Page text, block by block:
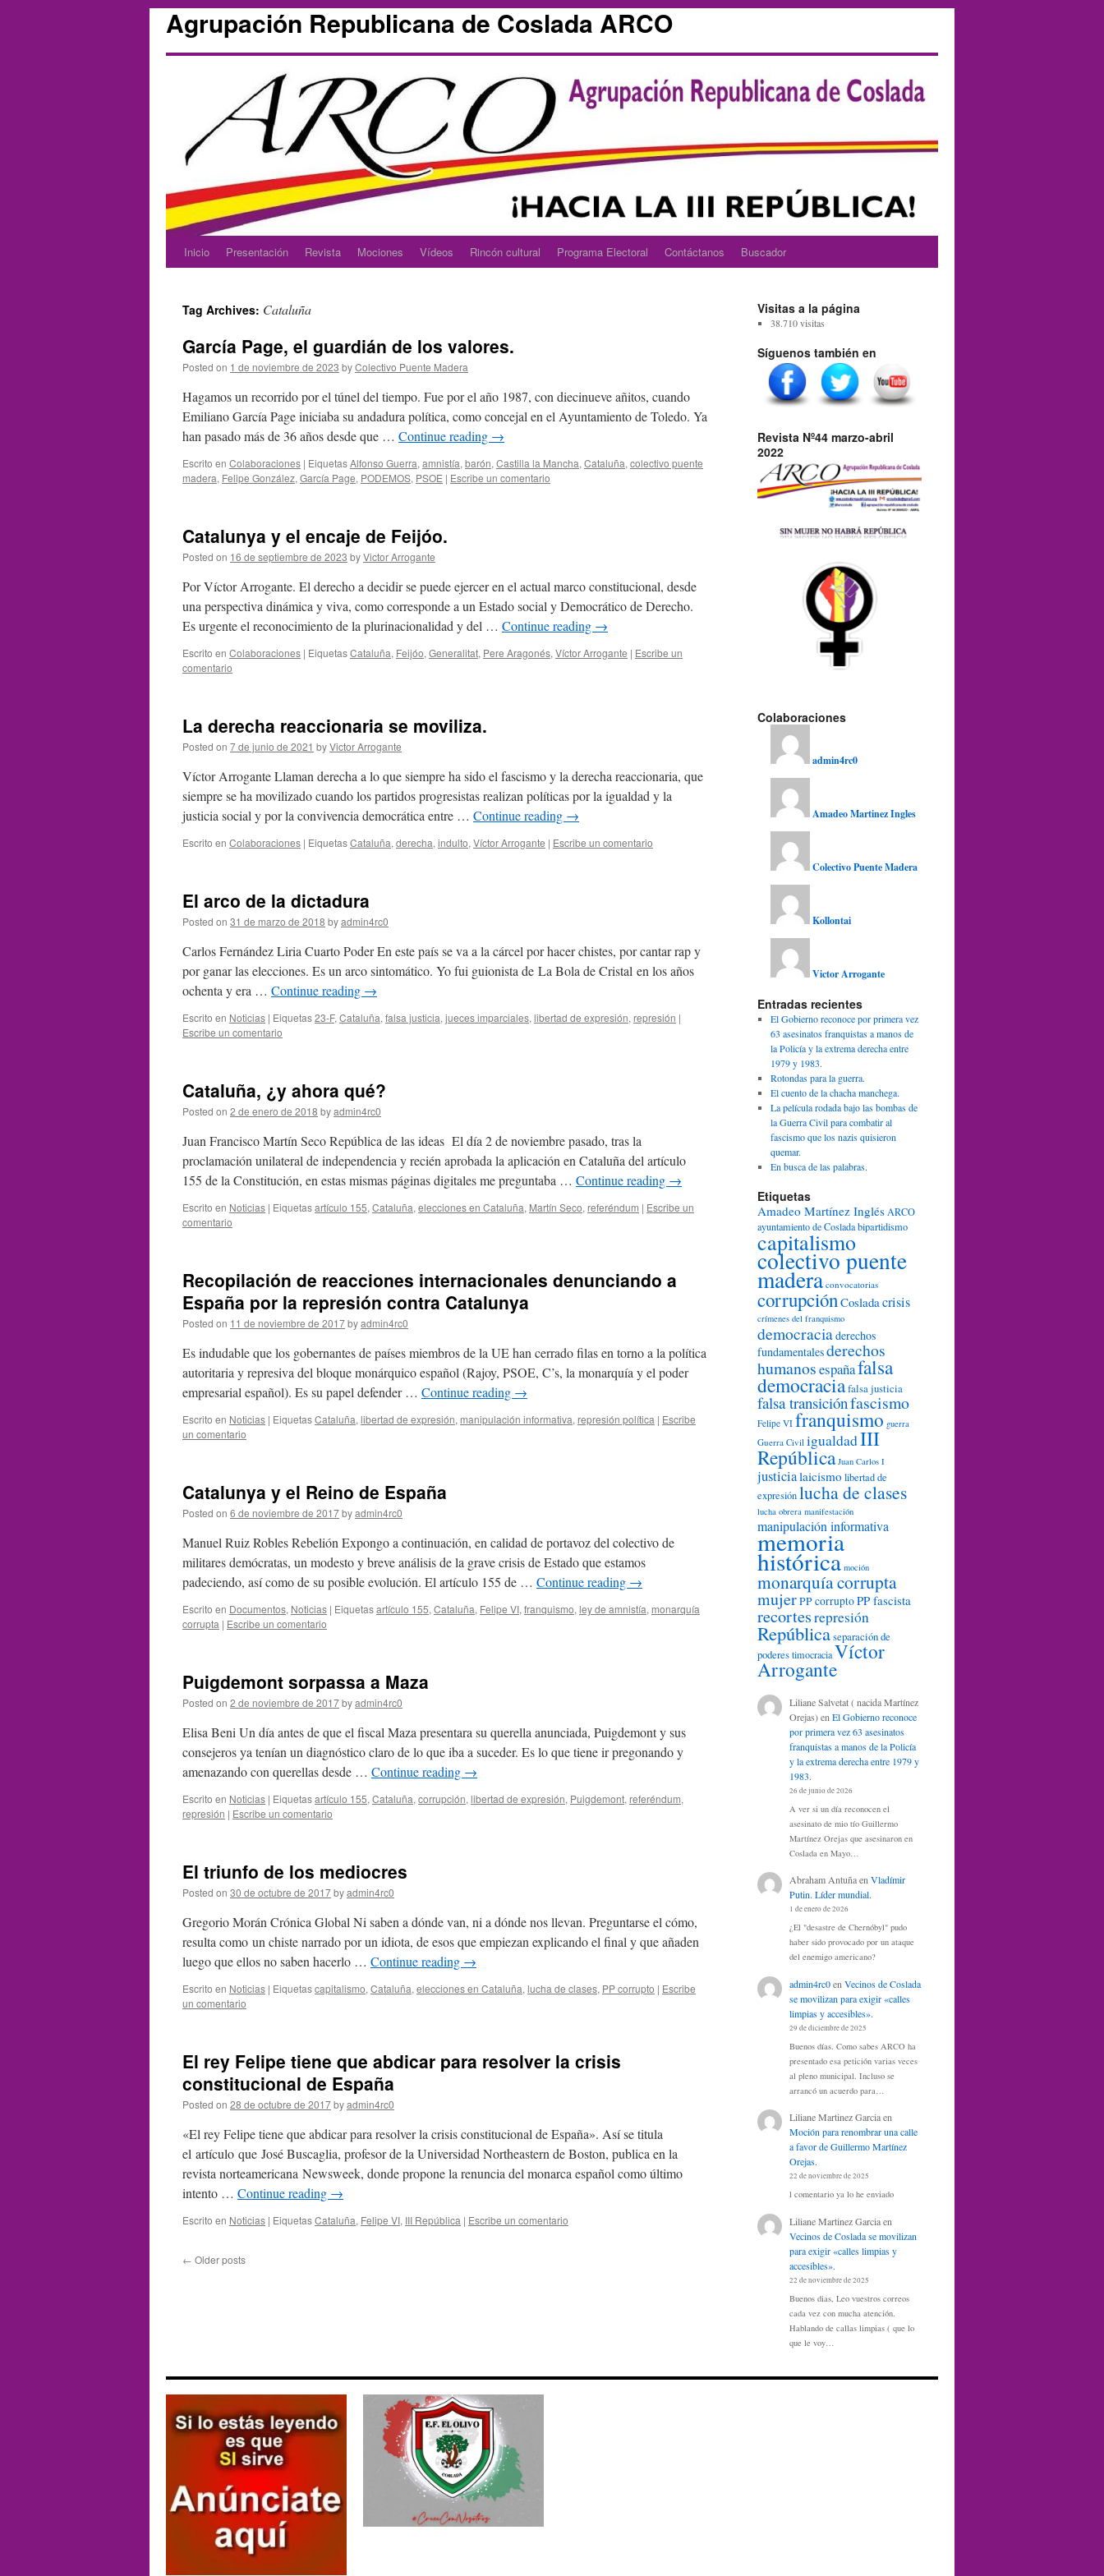
Agrupación Republicana de Coslada ARCO
Skip
content
Inicio Presentación Revista Mociones Vídeos Rincón cultural Programa Electoral Contáctanos Buscador
Tag Archives: Cataluña
García Page, el guardián de los valores.
Posted on 1 de noviembre de 2023 byColectivo Puente Madera
Hagamos un recorrido por el túnel del tiempo. Fue por el año 1987, con diecinueve añitos, cuando
Emiliano García Page iniciaba su andadura política, como concejal en el Ayuntamiento de Toledo. Ya
han pasado más de 36 años desde que … Continue reading →
Escrito en Colaboraciones | EiquetasAlfonso Guerra, amnistía, barón, Castilla la Mancha, Cataluña, colectivo puente
madera, Felipe González, García Page, PODEMOS, PSOE | Escribe un comentario
Catalunya y el encaje de Feijóo.
Posted on 16 de septiembre de 2023 byVictor Arrogante
Por Víctor Arrogante. El derecho a decidir se puede ejercer en el actual marco constitucional, desde
una perspectiva dinámica y viva, como corresponde a un Estado social y Democrático de Derecho.
Es urgente el reconocimiento de la plurinacionalidad y del … Continue reading →
Escrito en Colaboraciones | EiquetasCataluña, Feijóo, Generalitat, Pere Aragonés, Víctor Arrogante | Escribe un
comentario
La derecha reaccionaria se moviliza.
Posted on 7 de junio de 2021 byVictor Arrogante
Víctor Arrogante Llaman derecha a lo que siempre ha sido el fascismo y la derecha reaccionaria, que
siempre se ha movilizado cuando los partidos progresistas realizan políticas por la igualdad y la
justicia social y por la convivencia democrática entre … Continue reading →
Escrito en Colaboraciones | EiquetasCataluña, derecha, indulto, Víctor Arrogante | Escribe un comentario
El arco de la dictadura
Posted on 31 de marzo de 2018 byadmin4rc0
Carlos Fernández Liria Cuarto Poder En este país se va a la cárcel por hacer chistes, por cantar rap y
por ganar las elecciones. Es un arco sintomático. Yo fui guionista de La Bola de Cristal en los años
ochenta y era … Continue reading →
Escrito en Noticias | Eiquetas23-F, Cataluña, falsa justicia, jueces imparciales, libertad de expresión, represión |
Escribe un comentario
Cataluña, ¿y ahora qué?
Posted on 2 de enero de 2018 byadmin4rc0
Juan Francisco Martín Seco República de las ideas El día 2 de noviembre pasado, tras la
proclamación unilateral de independencia y recién aprobada la aplicación en Cataluña del artículo
155 de la Constitución, en estas mismas páginas digitales me preguntaba … Continue reading →
Escrito en Noticias | Eiquetasartículo 155, Cataluña, elecciones en Cataluña, Martín Seco, referéndum | Escribe un
comentario
Recopilación de reacciones internacionales denunciando a
España por la represión contra Catalunya
Posted on 11 de noviembre de 2017byadmin4rc0
Es indudable que los gobernantes de países miembros de la UE han cerrado filas en torno a la política
autoritaria y represiva del bloque monárquico español (Rajoy, PSOE, C’s, la monarquía y el poder
empresarial español). Es su papel defender … Continue reading →
Escrito en Noticias | EiquetasCataluña, libertad de expresión, manipulación informativa, represión política | Escribe
un comentario
Catalunya y el Reino de España
Posted on 6 de noviembre de 2017byadmin4rc0
Manuel Ruiz Robles Rebelión Expongo a continuación, en calidad de portavoz del colectivo de
militares demócratas, un modesto y breve análisis de la grave crisis de Estado que estamos
padeciendo, así como de su posible evolución. El artículo 155 de … Continue reading →
Escrito en Documentos, Noticias | Eiquetasartículo 155, Cataluña, Felipe VI, franquismo, ley de amnistía, monarquía
corrupta | Escribe un comentario
Puigdemont sorpassa a Maza
Posted on 2 de noviembre de 2017byadmin4rc0
Elisa Beni Un día antes de que el fiscal Maza presentara su querella anunciada, Puigdemont y sus
consejeros ya tenían un diagnóstico claro de lo que iba a suceder. Es lo que tiene ir pregonando y
amenazando con querellas desde … Continue reading →
Escrito en Noticias | Eiquetasartículo 155, Cataluña, corrupción, libertad de expresión, Puigdemont, referéndum,
represión | Escribe un comentario
El triunfo de los mediocres
Posted on 30 de octubre de 2017byadmin4rc0
Gregorio Morán Crónica Global Ni saben a dónde van, ni a dónde nos llevan. Preguntarse el cómo,
resulta como un chiste narrado por un idiota, de esos que empiezan explicando el final y que añaden
luego que ellos no saben hacerlo … Continue reading →
Escrito en Noticias | Eiquetascapitalismo, Cataluña, elecciones en Cataluña, lucha de clases, PP corrupto | Escribe
un comentario
El rey Felipe tiene que abdicar para resolver la crisis
constitucional de España
Posted on 28 de octubre de 2017byadmin4rc0
«El rey Felipe tiene que abdicar para resolver la crisis constitucional de España». Así se titula
el artículo que José Buscaglia, profesor de la Universidad Northeastern de Boston, publica en la
revista norteamericana Newsweek, donde propone la renuncia del monarca español como último
intento … Continue reading →
Escrito en Noticias | EiquetasCataluña, Felipe VI, III República | Escribe un comentario
← Older posts
Visitas a la página
38.710 visitas
Síguenos también en
Revista Nº44 marzo-abril
2022
Colaboraciones
admin4rc0
Amadeo Martinez Ingles
Colectivo Puente Madera
Kollontai
Victor Arrogante
Entradas recientes
El Gobierno reconoce por primera vez
63 asesinatos franquistas a manos de
la Policía y la extrema derecha entre
1979 y 1983.
Rotondas para la guerra.
El cuento de la chacha manchega.
La película rodada bajo las bombas de
la Guerra Civil para combatir al
fascismo que los nazis quisieron
quemar.
En busca de las palabras.
Etiquetas
Amadeo Martínez Inglés ARCO
ayuntamiento de Cosladabipartidismo
capitalismo
colectivo puente
madera convocatorias
corrupciónCosladacrisis
crímenes del franquismo
democraciaderechos
fundamentalesderechos
humanosespañafalsa
democraciafalsa justicia
falsa transiciónfascismo
Felipe VI franquismo guerra
Guerra Civil igualdadIII
República Juan Carlos I
justicialaicismo libertad de
expresiónlucha de clases
lucha obrera manifestación
manipulación informativa
memoria
histórica moción
monarquía corrupta
mujerPP corruptoPP fascista
recortesrepresión
Repúblicaseparación de
poderestimocraciaVíctor
Arrogante
Liliane Salvetat ( nacida Martínez
Orejas)en El Gobierno reconoce
por primera vez 63 asesinatos
franquistas a manos de la Policía
y la extrema derecha entre 1979 y
1983.
26 de junio de 2026
A ver si un día reconocen el
asesinato de mio tío Guillermo
Martínez Orejas que asesinaron en
Coslada en Mayo…
Abraham AntuñaenVladímir
Putin. Líder mundial.
1 de enero de 2026
¿El "desastre de Chernóbyl" pudo
haber sido provocado por un ataque
del enemigo americano?
admin4rc0en Vecinos de Coslada
se movilizan para exigir «calles
limpias y accesibles».
29 de diciembre de 2025
Buenos días. Como sabes ARCO ha
presentado esa petición varias veces
al pleno municipal. Incluso se
arrancó un acuerdo para…
Liliane Martinez Garciaen
Moción para renombrar una calle
a favor de Guillermo Martínez
Orejas.
22 de noviembre de 2025
l comentario ya lo he enviado
Liliane Martinez Garciaen
Vecinos de Coslada se movilizan
para exigir «calles limpias y
accesibles».
22 de noviembre de 2025
Buenos dias, Leo vuestros correos
cada vez con mucha atención.
Hablando de callas limpias ( que lo
que le voy…